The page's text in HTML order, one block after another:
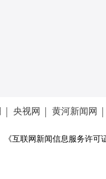
央视网 黄河新闻网
《互联网新闻信息服务许可